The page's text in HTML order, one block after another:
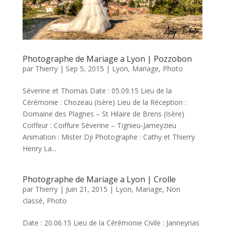
Photographe de Mariage a Lyon | Pozzobon
par Thierry| Sep 5, 2015 | Lyon, Mariage, Photo
Séverine et Thomas Date : 05.09.15 Lieu de la
Cérémonie : Chozeau (Isère) Lieu de la Réception :
Domaine des Plagnes – St Hilaire de Brens (Isère)
Coiffeur : Coiffure Séverine – Tignieu-Jameyzieu
Animation : Mister Dji Photographe : Cathy et Thierry
Henry La...
Photographe de Mariage a Lyon | Crolle
par Thierry| Juin 21, 2015 | Lyon, Mariage, Non
classé, Photo
Date : 20.06.15 Lieu de la Cérémonie Civile : Janneyrias